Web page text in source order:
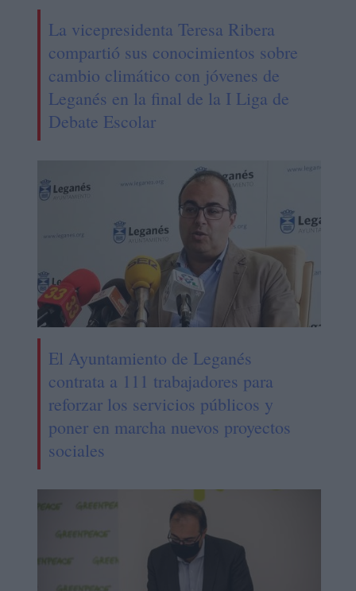
La vicepresidenta Teresa Ribera
compartió sus conocimientos sobre
cambio climático con jóvenes de
Leganés en la final de la I Liga de
Debate Escolar
El Ayuntamiento de Leganés
contrata a 111 trabajadores para
reforzar los servicios públicos y
poner en marcha nuevos proyectos
sociales